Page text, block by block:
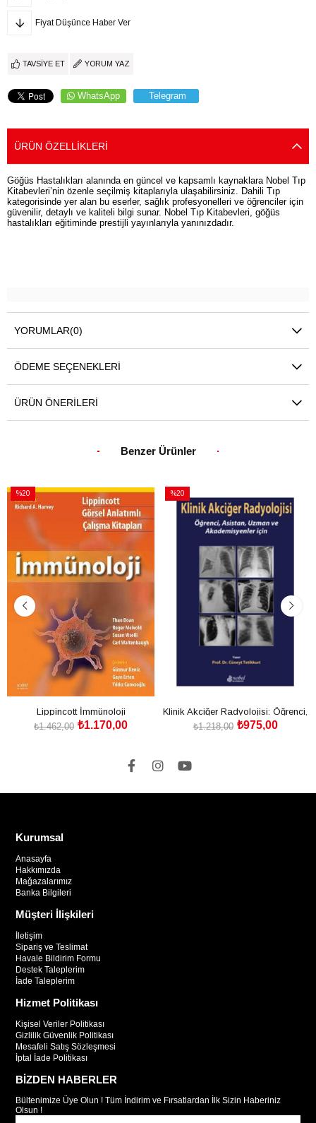
Fiyat Düşünce Haber Ver
TAVSIYE ET YORUM YAZ
WhatsApp Telegram
ÜRÜN ÖZELLIKLERI
Göğüs Hastalıkları alanında en güncel ve kapsamlı kaynaklara Nobel Tıp
Kitabevleri’nin özenle seçilmiş kitaplarıyla ulaşabilirsiniz. Dahili Tıp
kategorisinde yer alan bu eserler, sağlık profesyonelleri ve öğrenciler için
güvenilir, detaylı ve kaliteli bilgi sunar. Nobel Tıp Kitabevleri, göğüs
hastalıkları eğitiminde prestijli yayınlarıyla yanınızdadır.
YORUMLAR(0)
ÖDEME SEÇENEKLERI
ÜRÜN ÖNERILERI
Benzer Ürünler
%20
İndirim
Lippincott İmmünoloji
₺1.170,00
₺1.462,00
%20
İndirim
%20İndirim
Klinik Akciğer Radyolojisi: Öğrenci,
Asistan, Uzman ve Akademisyenler
₺975,00
₺1.218,00
Kurumsal
Anasayfa
Hakkımızda
Mağazalarımız
Banka Bilgileri
Müşteri İlişkileri
İletişim
Sipariş ve Teslimat
Havale Bildirim Formu
Destek Taleplerim
İade Taleplerim
Hizmet Politikası
Kişisel Veriler Politikası
Gizlilik Güvenlik Politikası
Mesafeli Satış Sözleşmesi
İptal İade Politikası
BİZDEN HABERLER
Bültenimize Üye Olun ! Tüm İndirim ve Fırsatlardan İlk Sizin Haberiniz
Olsun !